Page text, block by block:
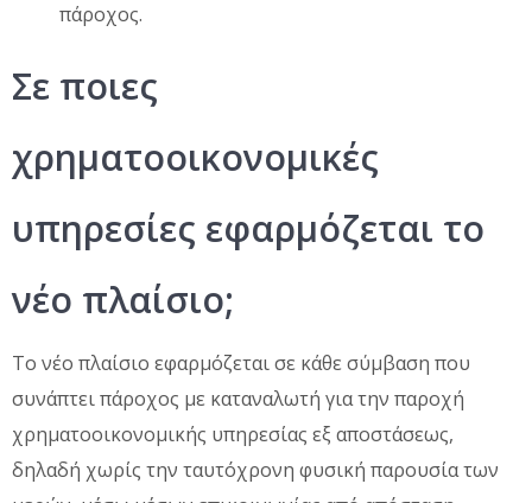
πάροχος.
Σε ποιες
χρηματοοικονομικές
υπηρεσίες εφαρμόζεται το
νέο πλαίσιο;
Το νέο πλαίσιο εφαρμόζεται σε κάθε σύμβαση που
συνάπτει πάροχος με καταναλωτή για την παροχή
χρηματοοικονομικής υπηρεσίας εξ αποστάσεως,
δηλαδή χωρίς την ταυτόχρονη φυσική παρουσία των